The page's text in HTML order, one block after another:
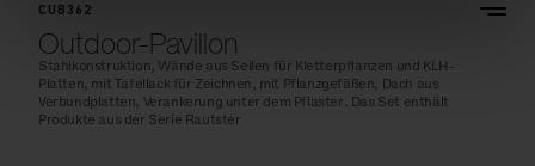
CUB362
Outdoor-Pavillon
Stahlkonstruktion, Wände aus Seilen für Kletterpflanzen und KLH-
Platten, mit Tafellack für Zeichnen, mit Pflanzgefäßen, Dach aus
Verbundplatten, Verankerung unter dem Pflaster. Das Set enthält
Produkte aus der Serie Rautster